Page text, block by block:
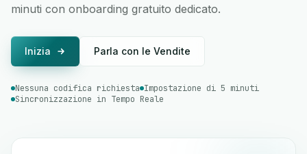
minuti con onboarding gratuito dedicato.
Inizia Parla con le Vendite
Nessuna codifica richiesta Impostazione di 5 minuti
Sincronizzazione in Tempo Reale